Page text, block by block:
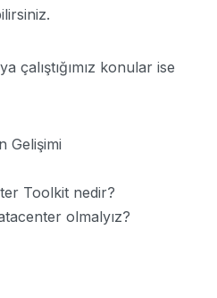
çalıştığımız konular ise
Gelişimi
Toolkit nedir?
olmalyız?